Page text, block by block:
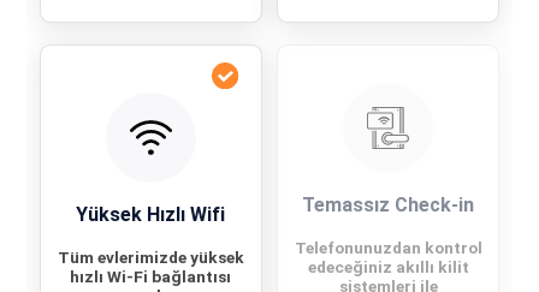
Yüksek Hızlı Wifi
Tüm evlerimizde yüksek
hızlı Wi-Fi bağlantısı
Temassız Check-in
Telefonunuzdan kontrol
edeceğiniz akıllı kilit
sistemleri ile